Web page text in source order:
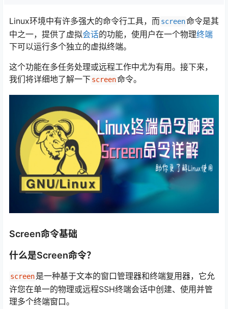
Linux环境中有许多强大的命令行工具，而screen命令是其
中之一，提供了虚拟会话的功能，使用户在一个物理终端
下可以运行多个独立的虚拟终端。
这个功能在多任务处理或远程工作中尤为有用。接下来，
我们将详细地了解一下screen命令。
Screen命令基础
什么是Screen命令？
screen是一种基于文本的窗口管理器和终端复用器，它允
许您在单一的物理或远程SSH终端会话中创建、使用并管
理多个终端窗口。